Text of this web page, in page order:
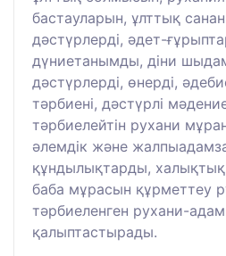
бастауларын, ұлттық
дәстүрлерді, әдет-
дүниетанымды, діни
дәстүрлерді, өнерді,
тәрбиені, дәстүрлі
тәрбиелейтін рухани
әлемдік және
құндылықтарды, халықтық
баба мұрасын құрметтеу
тәрбиеленген рухани-
қалыптастырады.